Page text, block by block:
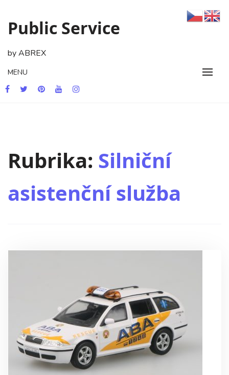
content
Public Service
by ABREX
MENU
Rubrika: Silniční
asistenční služba